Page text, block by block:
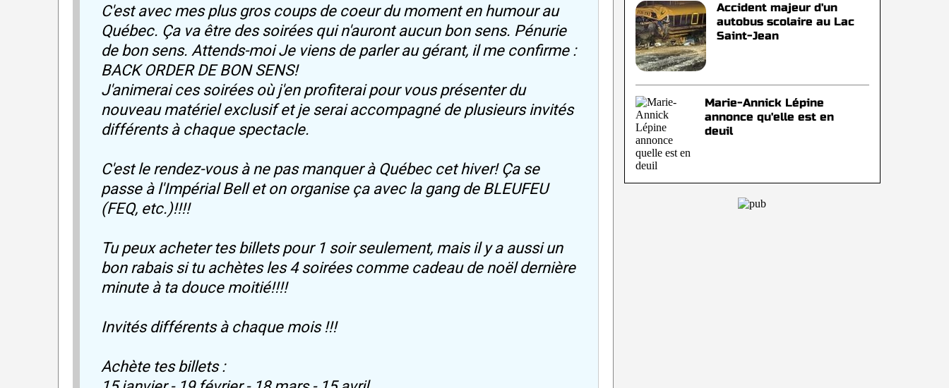
C'est avec mes plus gros coups de coeur du moment en humour au
Québec. Ça va être des soirées qui n'auront aucun bon sens. Pénurie
de bon sens. Attends-moi Je viens de parler au gérant, il me confirme :
BACK ORDER DE BON SENS!
J'animerai ces soirées où j'en profiterai pour vous présenter du
nouveau matériel exclusif et je serai accompagné de plusieurs invités
différents à chaque spectacle.
C'est le rendez-vous à ne pas manquer à Québec cet hiver! Ça se
passe à l'Impérial Bell et on organise ça avec la gang de BLEUFEU
(FEQ, etc.)!!!!
Tu peux acheter tes billets pour 1 soir seulement, mais il y a aussi un
bon rabais si tu achètes les 4 soirées comme cadeau de noël dernière
minute à ta douce moitié!!!!
Invités différents à chaque mois !!!
Achète tes billets :
Accident majeur d'un
autobus scolaire au Lac
Saint-Jean
Marie-Annick Lépine
annonce qu'elle est en
deuil